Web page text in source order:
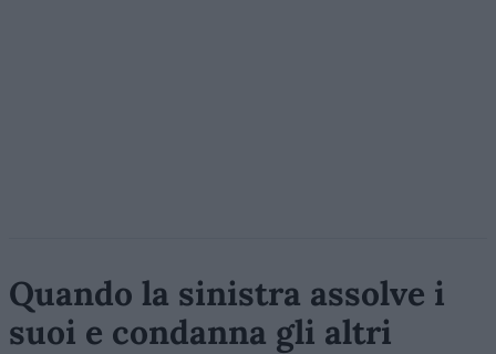
Quando la sinistra assolve i
suoi e condanna gli altri